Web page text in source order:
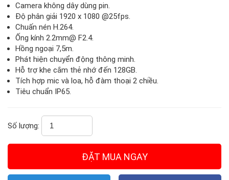
Camera không dây dùng pin.
Độ phân giải 1920 x 1080 @25fps.
Chuấn nén H.264.
Ống kính 2.2mm@ F2.4.
Hồng ngoại 7,5m.
Phát hiện chuyển động thông minh.
Hỗ trợ khe cắm thẻ nhớ đến 128GB.
Tích hợp mic và loa, hỗ đàm thoại 2 chiều.
Tiêu chuẩn IP65.
Số lượng: